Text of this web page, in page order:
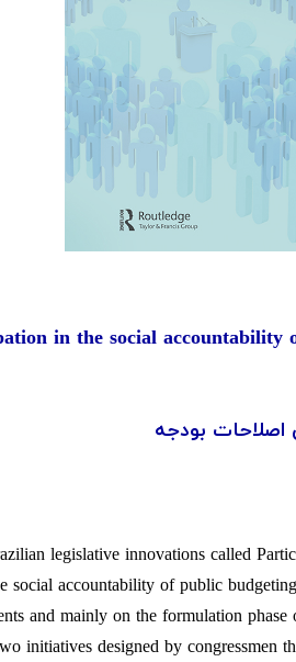
in the social accountability
اصلاحات بودجه
legislative innovations called
social accountability of public
and mainly on the formulation
initiatives designed by congressmen